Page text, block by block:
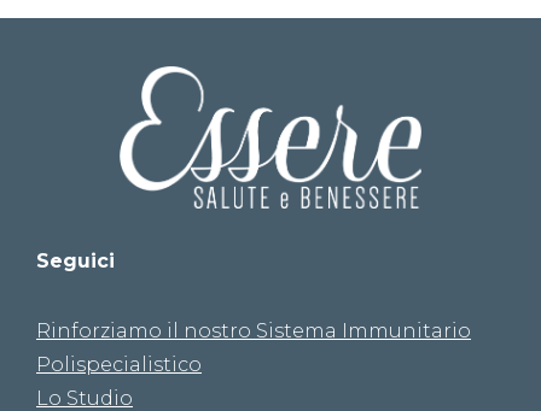
Seguici
Rinforziamo il nostro Sistema Immunitario
Polispecialistico
Lo Studio